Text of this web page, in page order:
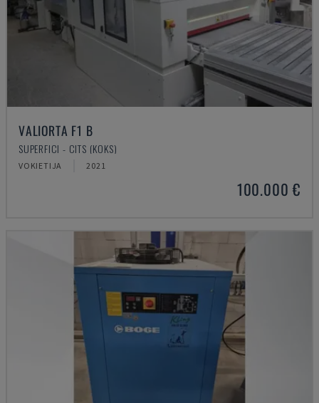
VALIORTA F1 B
SUPERFICI - CITS (KOKS)
VOKIETIJA 2021
100.000 €